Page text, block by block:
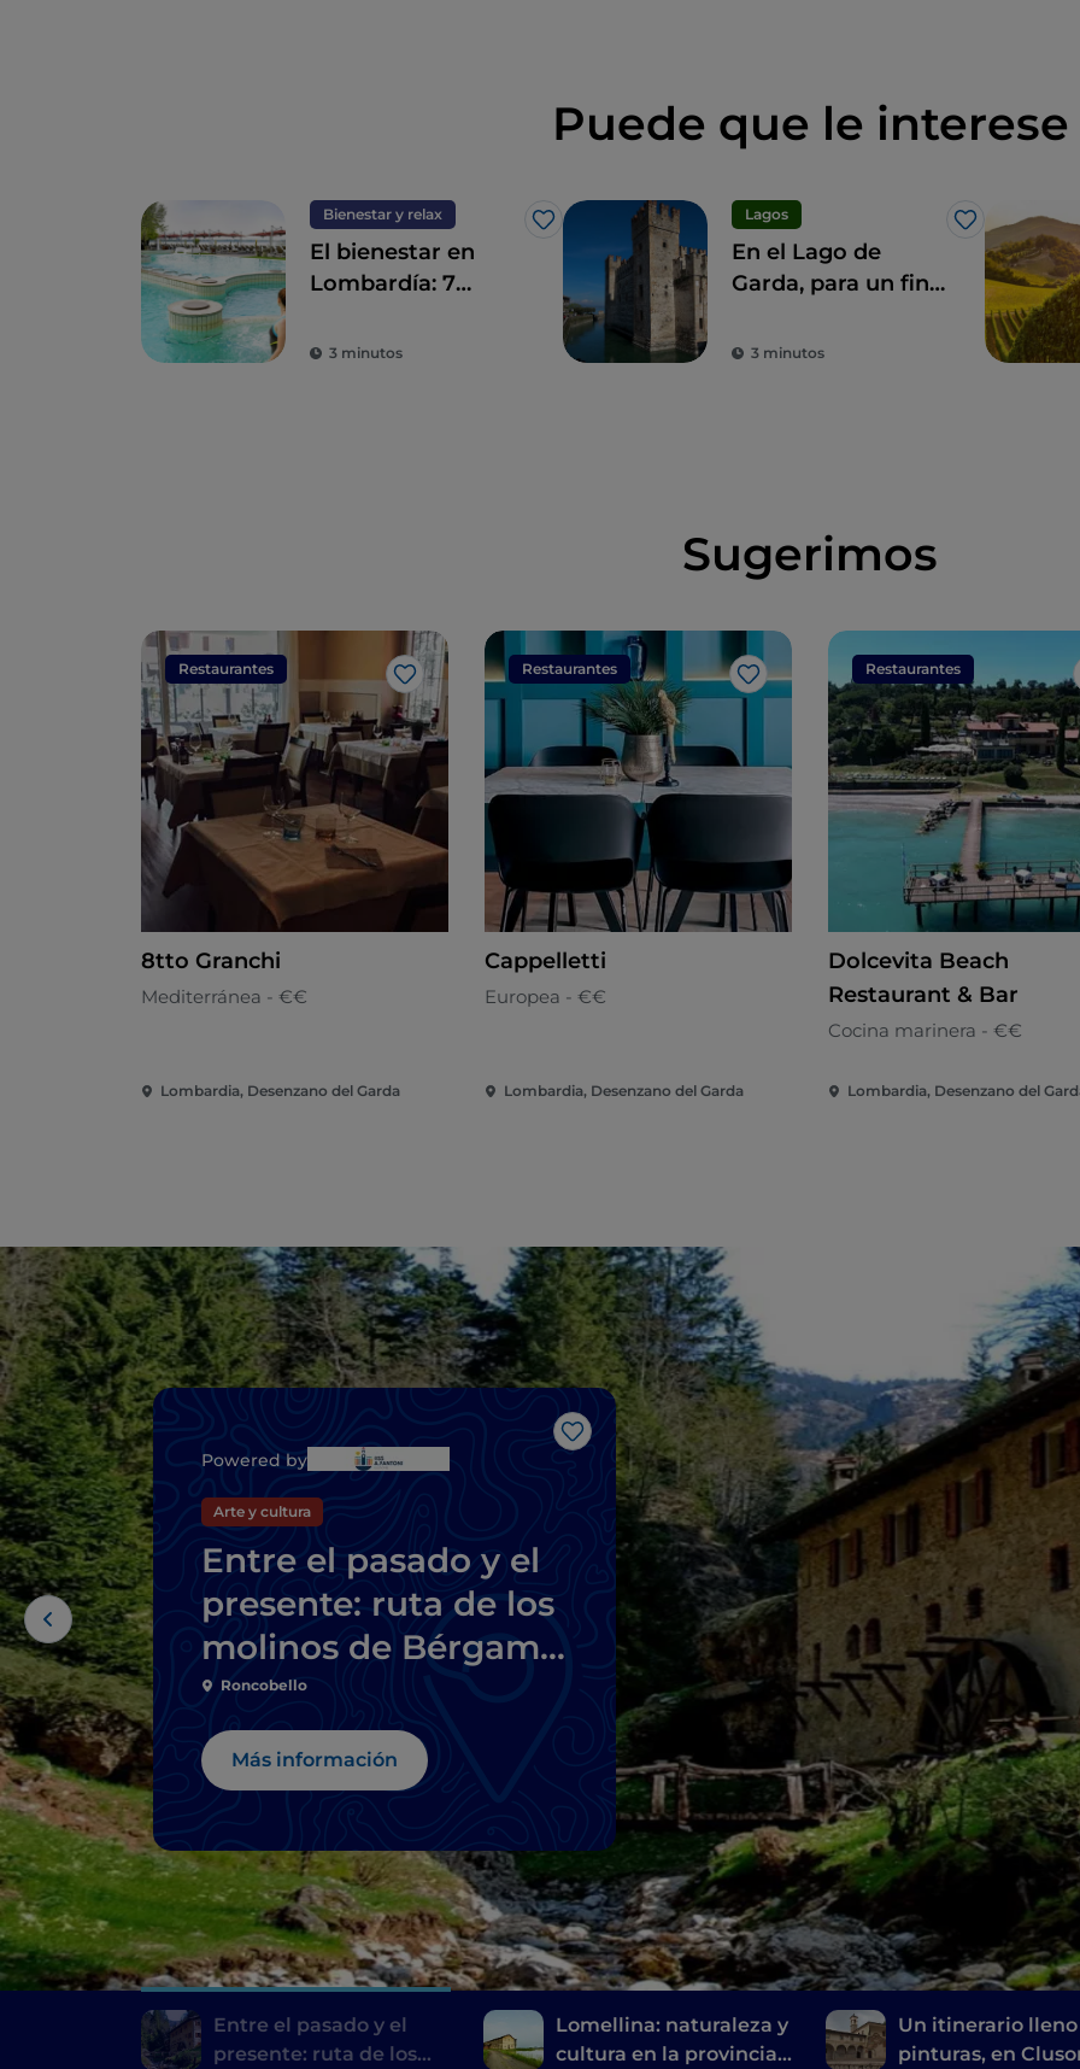
Puede que le interese
Bienestar y relax
Me gusta
El bienestar en
Lombardía: 7
détox total
3 minutos
Lagos
Me gusta
En el Lago de
Garda, para un fin
3 minutos
Sugerimos
Restaurantes
Me gusta
8tto Granchi
Mediterránea - €€
Lombardia, Desenzano del Garda
Restaurantes
Me gusta
Cappelletti
Europea - €€
Lombardia, Desenzano del Garda
Restaurantes
Dolcevita Beach
Restaurant & Bar
Cocina marinera - €€
Lombardia, Desenzano del
Me gusta
Powered by
Arte y cultura
Entre el pasado y el
presente: ruta de los
molinos de Bérgamo
y Brescia
Roncobello
Más información
Entre el pasado y el
presente: ruta de los
Lomellina: naturaleza y
cultura en la provincia
Un itinerario
pinturas, en